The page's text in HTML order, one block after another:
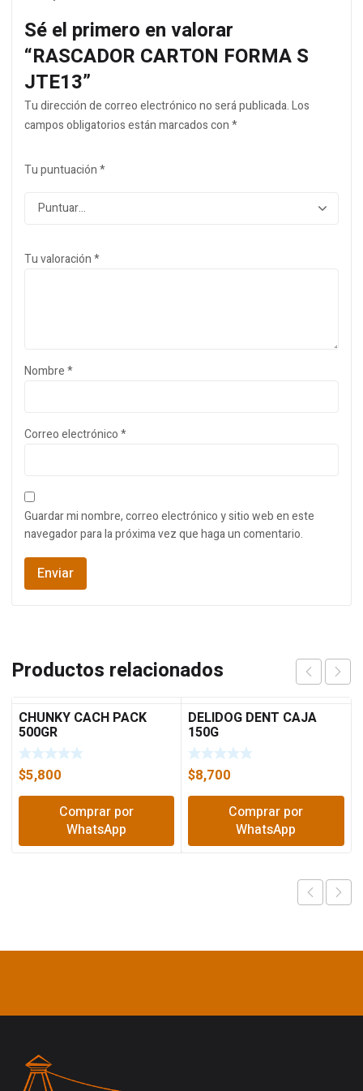
Sé el primero en valorar
“RASCADOR CARTON FORMA S
JTE13”
Tu dirección de correo electrónico no será publicada.Los
campos obligatorios están marcados con*
Tu puntuación*
Tu valoración*
Nombre*
Correo electrónico*
Guardar mi nombre, correo electrónico y sitio web en este
navegador para la próxima vez que haga un comentario.
Productos relacionados
CHUNKY CACH PACK
500GR
$5,800
Comprar por
WhatsApp
DELIDOG DENT CAJA
150G
$8,700
Comprar por
WhatsApp